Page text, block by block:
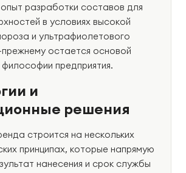
разработки составов для
в условиях высокой
и ультрафиолетового
прежнему остается основой
предприятия.
и
решения
строится на нескольких
принципах, которые напрямую
нанесения и срок службы